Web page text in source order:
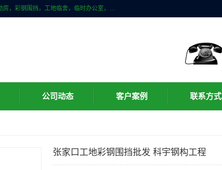
山东滨州科宇钢构工程有限公司是一家专业生产安装钢结构，彩钢房，活动房。主要产品有：彩钢房，活动房，彩钢围挡，工地临舍，临时办公室，民用建筑等生成安装；我们一贯坚持；诚信经营，薄利多销的经营理念。愿与广大的新老客户共创美好未来
公司动态 客户案例 联系方式
张家口工地彩钢围挡批发 科宇钢构工程